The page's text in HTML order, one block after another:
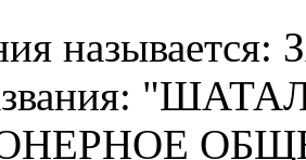
называется: